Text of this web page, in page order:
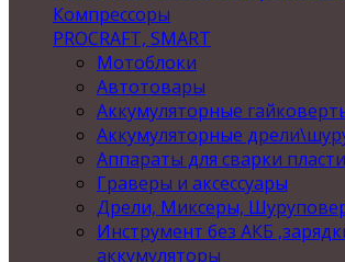
Компрессоры
PROCRAFT, SMART
Мотоблоки
Автотовары
Аккумуляторные
Аккумуляторные
Аппараты для сварки
Граверы и аксессуары
Дрели, Миксеры,
Инструмент без АКБ
аккумуляторы